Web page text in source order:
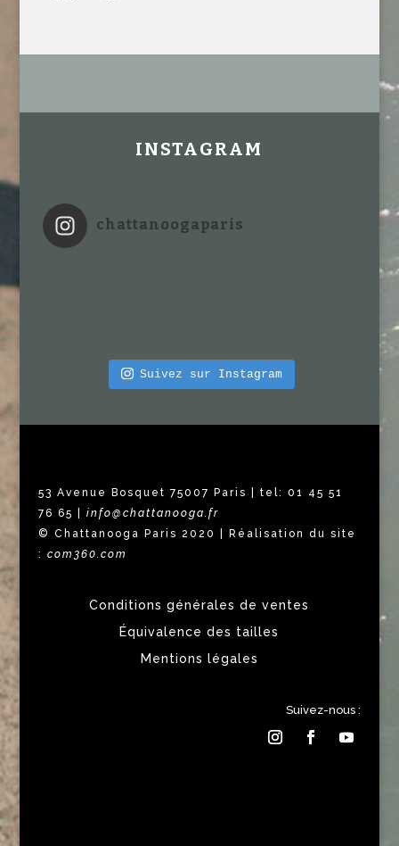
INSTAGRAM
chattanoogaparis
Suivez sur Instagram
53 Avenue Bosquet 75007 Paris | tel: 01 45 51
76 65 | info@chattanooga.fr
© Chattanooga Paris 2020 | Réalisation du site
: com360.com
Conditions générales de ventes
Équivalence des tailles
Mentions légales
Suivez-nous :